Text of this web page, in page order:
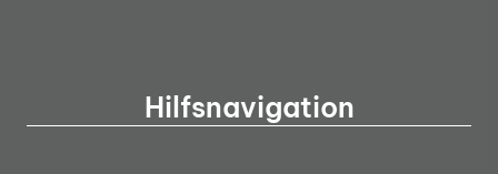
Hilfsnavigation